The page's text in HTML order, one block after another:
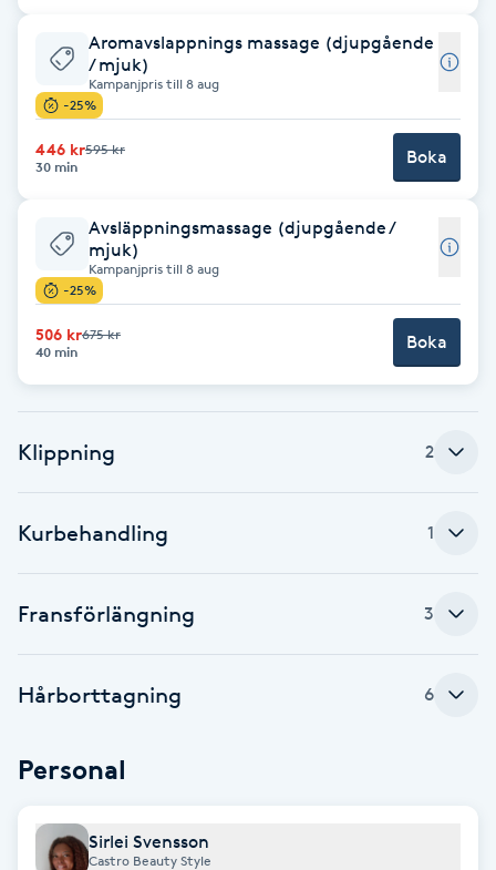
Brynfärgning
Brynplockning
Celluliter
Cryoterapi
D
Damklippning
Diamantslipning
Extensions
Aromavslappnings massage (djupgående
/ mjuk)
Kampanjpris till 8 aug
-25%
446 kr595 kr
30 min
Boka
Avsläppningsmassage (djupgående /
mjuk)
Kampanjpris till 8 aug
-25%
506 kr675 kr
40 min
Boka
Klippning 2
Kurbehandling 1
Fransförlängning 3
Hårborttagning 6
Personal
Sirlei Svensson
Castro Beauty Style